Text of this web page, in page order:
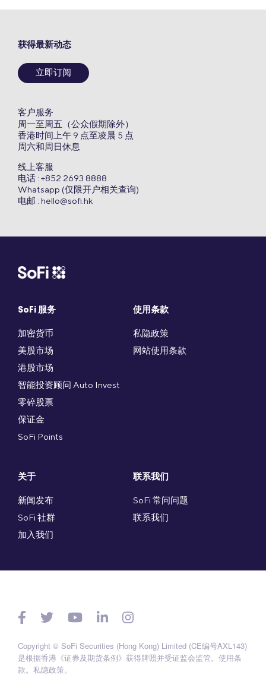
SoFi 服务
加密货币
美股市场
港股市场
智能投资顾问 Auto Invest
零碎股票
保证金
SoFi Points
使用条款
私隐政策
网站使用条款
关于
新闻发布
SoFi 社群
加入我们
联系我们
SoFi 常问问题
联系我们
获得最新动态
立即订阅
客户服务
周一至周五（公众假期除外）
香港时间上午 9 点至凌晨 5 点
周六和周日休息
线上客服
电话 : +852 2693 8888
Whatsapp (仅限开户相关查询)
电邮 : hello@sofi.hk
Copyright © SoFi Securities (Hong Kong) Limited (CE编号AXL143)
是根据香港《证券及期货条例》获得牌照并受证监会监管。 使用条
款。 私隐政策。